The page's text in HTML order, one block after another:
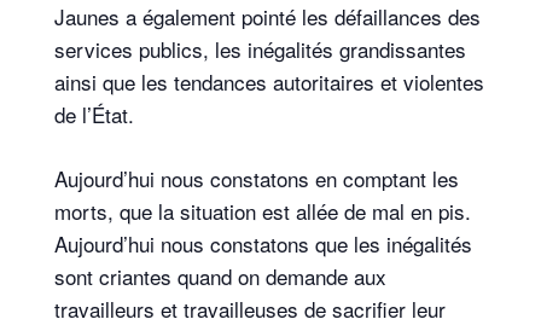
Jaunes a également pointé les défaillances des
services publics, les inégalités grandissantes
ainsi que les tendances autoritaires et violentes
de l’État.
Aujourd’hui nous constatons en comptant les
morts, que la situation est allée de mal en pis.
Aujourd’hui nous constatons que les inégalités
sont criantes quand on demande aux
travailleurs et travailleuses de sacrifier leur